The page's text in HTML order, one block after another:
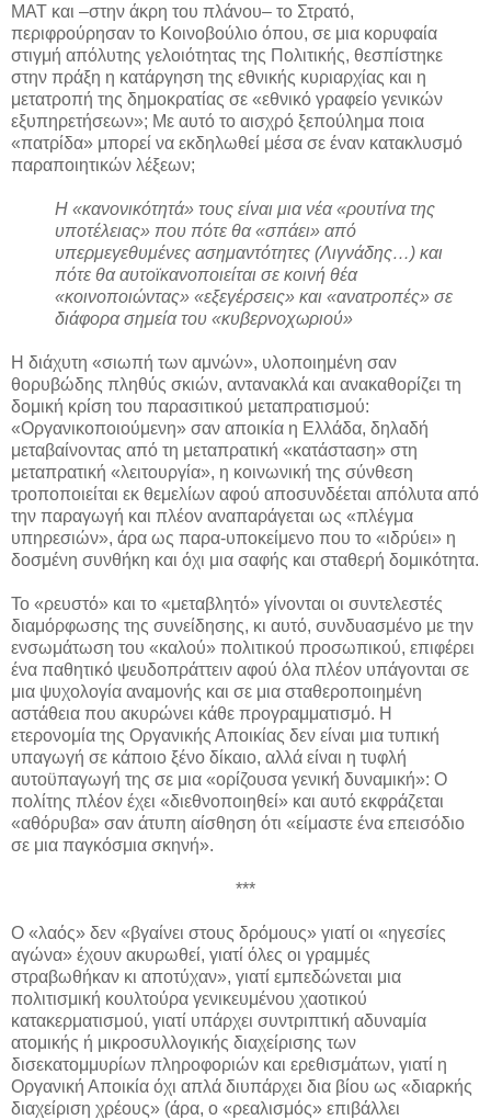
ΜΑΤ και –στην άκρη του πλάνου– το Στρατό,
περιφρούρησαν το Κοινοβούλιο όπου, σε μια κορυφαία
στιγμή απόλυτης γελοιότητας της Πολιτικής, θεσπίστηκε
στην πράξη η κατάργηση της εθνικής κυριαρχίας και η
μετατροπή της δημοκρατίας σε «εθνικό γραφείο γενικών
εξυπηρετήσεων»; Με αυτό το αισχρό ξεπούλημα ποια
«πατρίδα» μπορεί να εκδηλωθεί μέσα σε έναν κατακλυσμό
παραποιητικών λέξεων;
Η «κανονικότητά» τους είναι μια νέα «ρουτίνα της
υποτέλειας» που πότε θα «σπάει» από
υπερμεγεθυμένες ασημαντότητες (Λιγνάδης…) και
πότε θα αυτοϊκανοποιείται σε κοινή θέα
«κοινοποιώντας» «εξεγέρσεις» και «ανατροπές» σε
διάφορα σημεία του «κυβερνοχωριού»
Η διάχυτη «σιωπή των αμνών», υλοποιημένη σαν
θορυβώδης πληθύς σκιών, αντανακλά και ανακαθορίζει τη
δομική κρίση του παρασιτικού μεταπρατισμού:
«Οργανικοποιούμενη» σαν αποικία η Ελλάδα, δηλαδή
μεταβαίνοντας από τη μεταπρατική «κατάσταση» στη
μεταπρατική «λειτουργία», η κοινωνική της σύνθεση
τροποποιείται εκ θεμελίων αφού αποσυνδέεται απόλυτα από
την παραγωγή και πλέον αναπαράγεται ως «πλέγμα
υπηρεσιών», άρα ως παρα-υποκείμενο που το «ιδρύει» η
δοσμένη συνθήκη και όχι μια σαφής και σταθερή δομικότητα.
Το «ρευστό» και το «μεταβλητό» γίνονται οι συντελεστές
διαμόρφωσης της συνείδησης, κι αυτό, συνδυασμένο με την
ενσωμάτωση του «καλού» πολιτικού προσωπικού, επιφέρει
ένα παθητικό ψευδοπράττειν αφού όλα πλέον υπάγονται σε
μια ψυχολογία αναμονής και σε μια σταθεροποιημένη
αστάθεια που ακυρώνει κάθε προγραμματισμό. Η
ετερονομία της Οργανικής Αποικίας δεν είναι μια τυπική
υπαγωγή σε κάποιο ξένο δίκαιο, αλλά είναι η τυφλή
αυτοϋπαγωγή της σε μια «ορίζουσα γενική δυναμική»: Ο
πολίτης πλέον έχει «διεθνοποιηθεί» και αυτό εκφράζεται
«αθόρυβα» σαν άτυπη αίσθηση ότι «είμαστε ένα επεισόδιο
σε μια παγκόσμια σκηνή».
***
Ο «λαός» δεν «βγαίνει στους δρόμους» γιατί οι «ηγεσίες
αγώνα» έχουν ακυρωθεί, γιατί όλες οι γραμμές
στραβωθήκαν κι αποτύχαν», γιατί εμπεδώνεται μια
πολιτισμική κουλτούρα γενικευμένου χαοτικού
κατακερματισμού, γιατί υπάρχει συντριπτική αδυναμία
ατομικής ή μικροσυλλογικής διαχείρισης των
δισεκατομμυρίων πληροφοριών και ερεθισμάτων, γιατί η
Οργανική Αποικία όχι απλά διυπάρχει δια βίου ως «διαρκής
διαχείριση χρέους» (άρα, ο «ρεαλισμός» επιβάλλει